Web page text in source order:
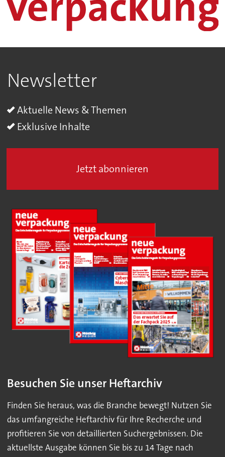
Newsletter
Aktuelle News & Themen
Exklusive Inhalte
Jetzt abonnieren
Besuchen Sie unser Heftarchiv
Finden Sie heraus, was die Branche bewegt! Nutzen Sie
das umfangreiche Heftarchiv für Ihre Recherche und
profitieren Sie von detaillierten Suchergebnissen. Die
aktuellste Ausgabe können Sie bis zu 14 Tage nach